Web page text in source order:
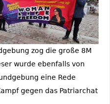
zog die große 8M
wurde ebenfalls von
eine Rede
gegen das Patriarchat